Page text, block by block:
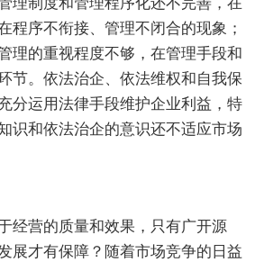
理制度和管理程序化还不完善，在
程序不衔接、管理不闭合的现象；
理的重视程度不够，在管理手段和
节。依法治企、依法维权和自我保
分运用法律手段维护企业利益，特
识和依法治企的意识还不适应市场
经营的质量和效果，只有广开源
展才有保障？随着市场竞争的日益